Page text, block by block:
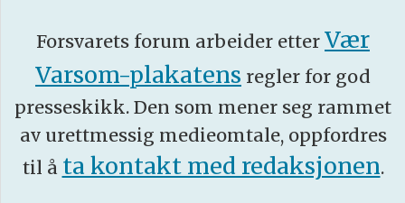
Forsvarets forum arbeider etter Vær
Varsom-plakatens regler for god
presseskikk. Den som mener seg rammet
av urettmessig medieomtale, oppfordres
til å ta kontakt med redaksjonen.